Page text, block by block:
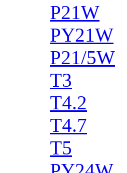
P21W
PY21W
P21/5W
T3
T4.2
T4.7
T5